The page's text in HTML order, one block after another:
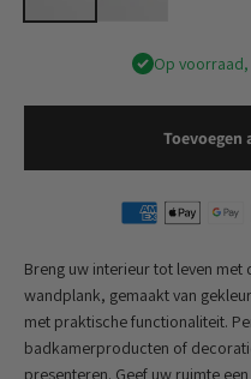
Op voorraad,
Toevoegen
Breng uw interieur tot leven met
wandplank, gemaakt van
met praktische functionaliteit.
badkamerproducten of
presenteren. Geef uw ruimte